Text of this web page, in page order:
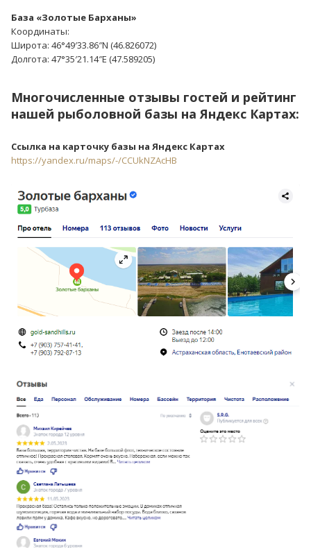
База «Золотые Барханы»
Координаты:
Широта: 46°49′33.86″N (46.826072)
Долгота: 47°35′21.14″E (47.589205)
Многочисленные отзывы гостей и рейтинг
нашей рыболовной базы на Яндекс Картах:
Ссылка на карточку базы на Яндекс Картах
https://yandex.ru/maps/-/CCUkNZAcHB